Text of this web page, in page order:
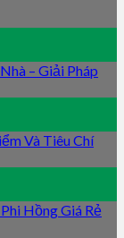
– Giải Pháp
Và Tiêu Chí
Hồng Giá Rẻ